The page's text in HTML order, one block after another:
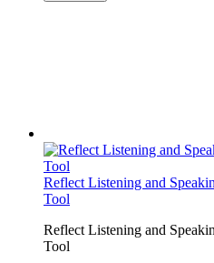
Reflect Listening and
Tool
Reflect Listening and
Tool